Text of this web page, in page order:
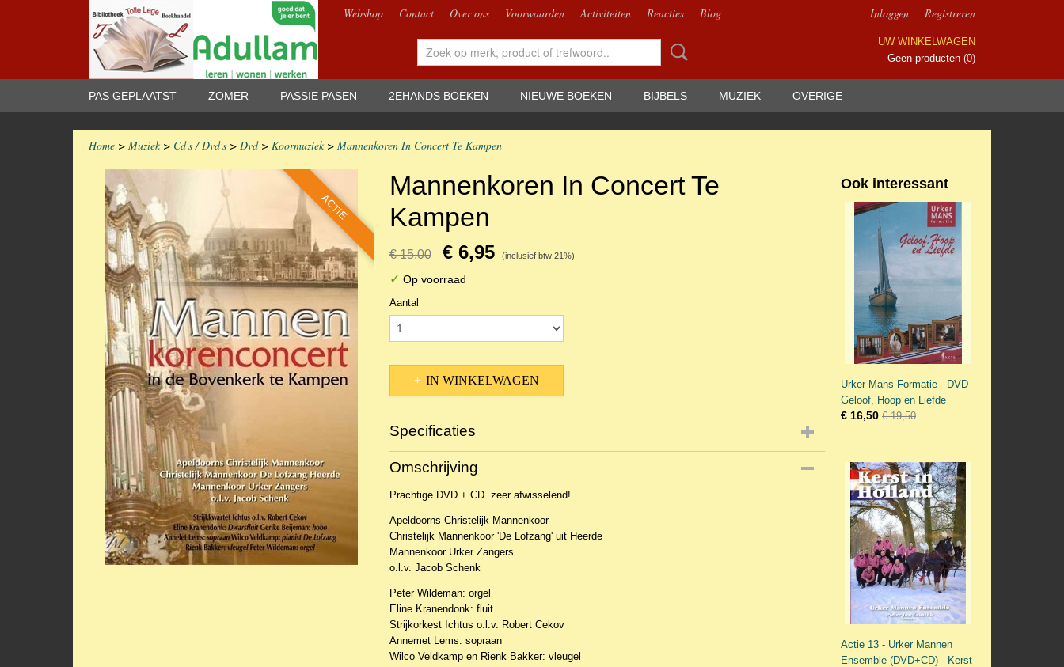
Webshop Contact Over ons Voorwaarden Activiteiten Reacties Blog Inloggen Registreren
UW WINKELWAGEN
Geen producten (0)
PAS GEPLAATST ZOMER PASSIE PASEN 2EHANDS BOEKEN NIEUWE BOEKEN BIJBELS MUZIEK OVERIGE
Home > Muziek> Cd's / Dvd's > Dvd> Koormuziek> Mannenkoren In Concert Te Kampen
ACTIE
Mannenkoren In Concert Te
Kampen
€ 15,00 € 6,95 (inclusief btw 21%)
✓ Op voorraad
Aantal
IN WINKELWAGEN
Specificaties
Productcode
EAN code
Omschrijving
Prachtige DVD + CD. zeer afwisselend!
Apeldoorns Christelijk Mannenkoor
Christelijk Mannenkoor 'De Lofzang' uit Heerde
Mannenkoor Urker Zangers
o.l.v. Jacob Schenk
Peter Wildeman: orgel
Eline Kranendonk: fluit
Strijkorkest Ichtus o.l.v. Robert Cekov
Annemet Lems: sopraan
Wilco Veldkamp en Rienk Bakker: vleugel
Ook interessant
Urker Mans Formatie - DVD
Geloof, Hoop en Liefde
€ 16,50 € 19,50
Actie 13 - Urker Mannen
Ensemble (DVD+CD) - Kerst